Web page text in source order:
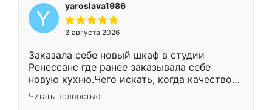
yaroslava1986
3 августа 2026
Заказала себе новый шкаф в студии
Ренессанс где ранее заказывала себе
новую кухню.Чего искать, когда качеством
вполне довольна. Служит кухня уже почти
два года, нареканий нет.
Читать полностью